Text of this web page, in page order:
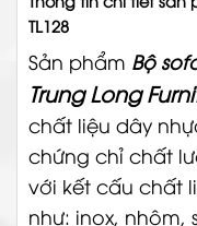
TL128
Sản phẩm Bộ
Trung Long
chất liệu dây
chứng chỉ chất
với kết cấu chất
như: inox, nhôm,